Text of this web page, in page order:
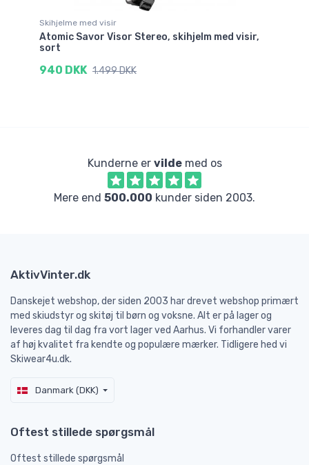
Skihjelme med visir
Atomic Savor Visor Stereo, skihjelm med visir,
sort
940 DKK 1.499 DKK
Kunderne er vildemed os
Mere end 500.000 kunder siden 2003.
AktivVinter.dk
Danskejet webshop, der siden 2003 har drevet webshop primært
med skiudstyr og skitøj til børn og voksne. Alt er på lager og
leveres dag til dag fra vort lager ved Aarhus. Vi forhandler varer
af høj kvalitet fra kendte og populære mærker. Tidligere hed vi
Skiwear4u.dk.
Danmark (DKK)
Oftest stillede spørgsmål
Oftest stillede spørgsmål